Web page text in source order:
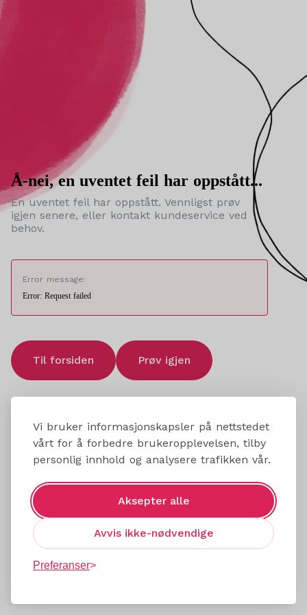
Vi bruker informasjonskapsler på nettstedet
vårt for å forbedre brukeropplevelsen, tilby
personlig innhold og analysere trafikken vår.
Aksepter alle
Avvis ikke-nødvendige
Preferanser
Å-nei, en uventet feil har oppstått...
En uventet feil har oppstått. Vennligst prøv
igjen senere, eller kontakt kundeservice ved
behov.
Error message:
Error: Request failed
Til forsiden Prøv igjen